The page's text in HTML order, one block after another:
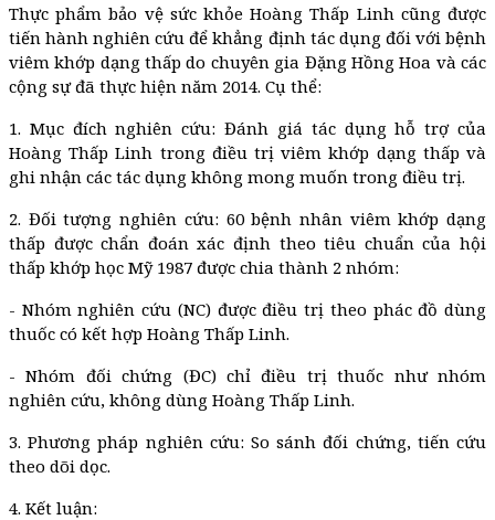
Thực phẩm bảo vệ sức khỏe Hoàng Thấp Linh cũng được
tiến hành nghiên cứu để khẳng định tác dụng đối với bệnh
viêm khớp dạng thấp do chuyên gia Đặng Hồng Hoa và các
cộng sự đã thực hiện năm 2014. Cụ thể:
1. Mục đích nghiên cứu: Đánh giá tác dụng hỗ trợ của
Hoàng Thấp Linh trong điều trị viêm khớp dạng thấp và
ghi nhận các tác dụng không mong muốn trong điều trị.
2. Đối tượng nghiên cứu: 60 bệnh nhân viêm khớp dạng
thấp được chẩn đoán xác định theo tiêu chuẩn của hội
thấp khớp học Mỹ 1987 được chia thành 2 nhóm:
- Nhóm nghiên cứu (NC) được điều trị theo phác đồ dùng
thuốc có kết hợp Hoàng Thấp Linh.
- Nhóm đối chứng (ĐC) chỉ điều trị thuốc như nhóm
nghiên cứu, không dùng Hoàng Thấp Linh.
3. Phương pháp nghiên cứu: So sánh đối chứng, tiến cứu
theo dõi dọc.
4. Kết luận: